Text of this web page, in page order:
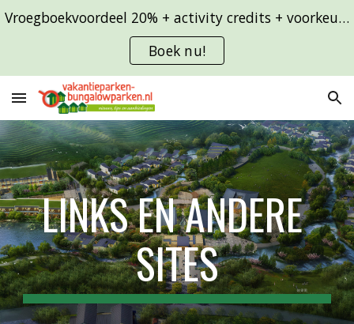
Skip to main content
Vroegboekvoordeel 20% + activity credits + voorkeursligging
Boek nu!
LINKS EN ANDERE
SITES